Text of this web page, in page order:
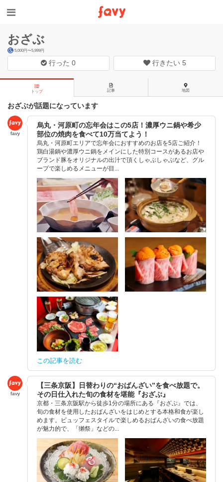
おざぶ
5,000円〜5,999円
行った0 行きたい 5
トップ 記事 地図
おざぶが話題になっています
favy
烏丸・河原町の忘年会はこの5店！濃厚ウニ鍋や希少
部位の焼肉を食べて10万当てよう！
烏丸・河原町エリアで忘年会におすすめのお店を5店ご紹介！
鶏白湯鍋や濃厚ウニ鍋をメインにした特別コースがあるお店や
ブランド豚をオリジナルの出汁で頂くしゃぶしゃぶなど、グル
ープで楽しめるメニューが目...
この記事を読む
favy
【三条京阪】日替わりの“おばんざい”を食べ放題で。
その日仕入れた旬の食材を堪能『おざぶ』
京都・三条京阪駅から徒歩1分の場所にある『おざぶ』では、
旬の食材を使用したおばんざいをはじめとする本格和食が楽し
めます。ビュッフェスタイルで楽しめるおばんざいの食べ放題
が魅力的で、「獺祭」などの...